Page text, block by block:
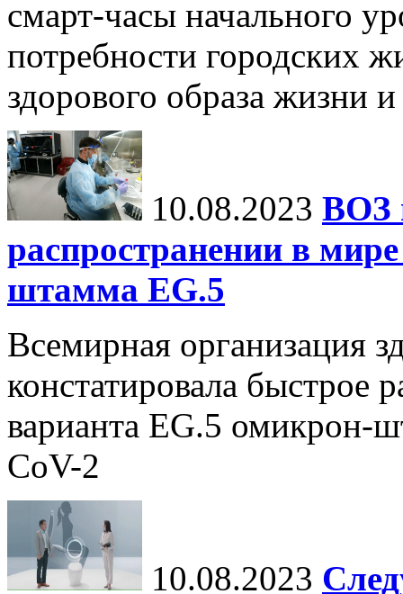
смарт-часы начального
потребности городских
здорового образа жизни
10.08.2023 ВОЗ
распространении в
штамма EG.5
Всемирная организация
констатировала быстрое
варианта EG.5 омикрон-
CoV-2
10.08.2023